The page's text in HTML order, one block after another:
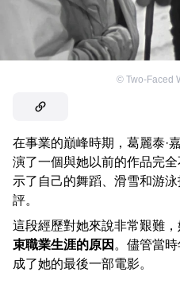
© Two-Faced
在事業的巔峰時期，葛麗泰·
演了一個與她以前的作品完全
示了自己的舞蹈、滑雪和游
評。
這段經歷對她來說非常艱難，
束職業生涯的原因 。儘管當
成了她的最後一部電影。